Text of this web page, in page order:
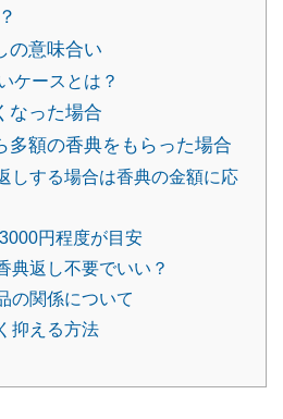
の意味合い
ケースとは？
なった場合
額の香典をもらった場合
しする場合は香典の金額に応
円程度が目安
典返し不要でいい？
の関係について
抑える方法